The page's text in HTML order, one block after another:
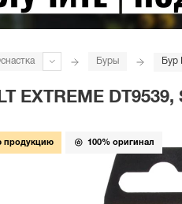
Буры Бур
EXTREME
продукцию 100% оригинал